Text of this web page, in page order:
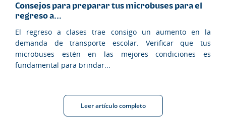
Consejos para preparar tus microbuses para el
regreso a...
El regreso a clases trae consigo un aumento en la
demanda de transporte escolar. Verificar que tus
microbuses estén en las mejores condiciones es
fundamental para brindar...
Leer artículo completo